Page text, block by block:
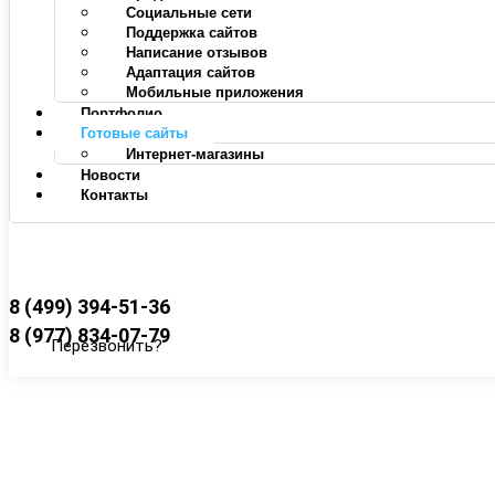
Социальные сети
Поддержка сайтов
Написание отзывов
Адаптация сайтов
Мобильные приложения
Портфолио
Готовые сайты
Интернет-магазины
Новости
Контакты
8 (499) 394-51-36
8 (977) 834-07-79
Перезвонить?